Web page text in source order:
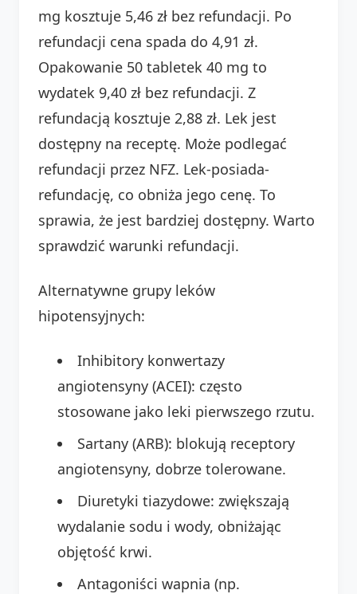
mg kosztuje 5,46 zł bez refundacji. Po
refundacji cena spada do 4,91 zł.
Opakowanie 50 tabletek 40 mg to
wydatek 9,40 zł bez refundacji. Z
refundacją kosztuje 2,88 zł. Lek jest
dostępny na receptę. Może podlegać
refundacji przez NFZ. Lek-posiada-
refundację, co obniża jego cenę. To
sprawia, że jest bardziej dostępny. Warto
sprawdzić warunki refundacji.
Alternatywne grupy leków
hipotensyjnych:
Inhibitory konwertazy
angiotensyny (ACEI): często
stosowane jako leki pierwszego rzutu.
Sartany (ARB): blokują receptory
angiotensyny, dobrze tolerowane.
Diuretyki tiazydowe: zwiększają
wydalanie sodu i wody, obniżając
objętość krwi.
Antagoniści wapnia (np.